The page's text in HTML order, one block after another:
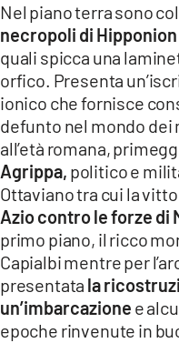
Nel piano terra sono
necropoli di Hipponion
quali spicca una
orfico. Presenta
ionico che fornisce
defunto nel mondo dei
all’età romana,
Agrippa, politico e
Ottaviano tra cui la
Azio contro le forze di
primo piano, il ricco
Capialbi mentre per
presentata la
un’imbarcazione e
epoche rinvenute in